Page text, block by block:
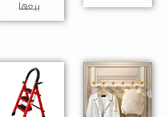
بيعها